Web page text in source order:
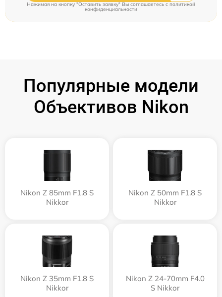
Нажимая на кнопку "Оставить заявку" Вы соглашаетесь cполитикой
конфиденциальности
Популярные модели
Объективов Nikon
Nikon Z 85mm F1.8 S
Nikkor
Nikon Z 50mm F1.8 S
Nikkor
Nikon Z 35mm F1.8 S
Nikkor
Nikon Z 24-70mm F4.0
S Nikkor